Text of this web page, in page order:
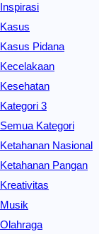
Inspirasi
Kasus
Kasus Pidana
Kecelakaan
Kesehatan
Kategori 3
Semua Kategori
Ketahanan Nasional
Ketahanan Pangan
Kreativitas
Musik
Olahraga